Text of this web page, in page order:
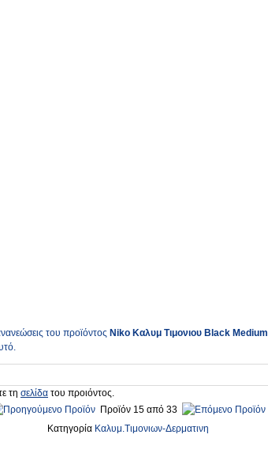
του προϊόντος Niko Καλυμ Τιμονιου Black Medium
τη σελίδα του προιόντος.
Προϊόν 15 από 33
Κατηγορία Καλυμ.Τιμονιων-Δερματινη